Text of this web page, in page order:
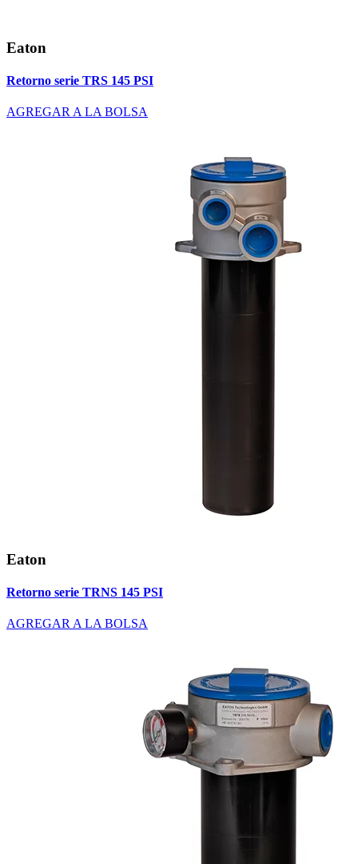
Eaton
Retorno serie TRS 145 PSI
AGREGAR A LA BOLSA
Eaton
Retorno serie TRNS 145 PSI
AGREGAR A LA BOLSA